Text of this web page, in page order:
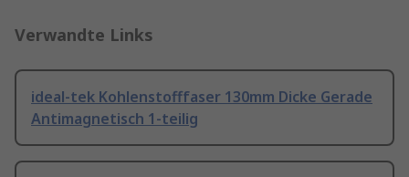
Verwandte Links
ideal-tek Kohlenstofffaser 130mm Dicke Gerade
Antimagnetisch 1-teilig